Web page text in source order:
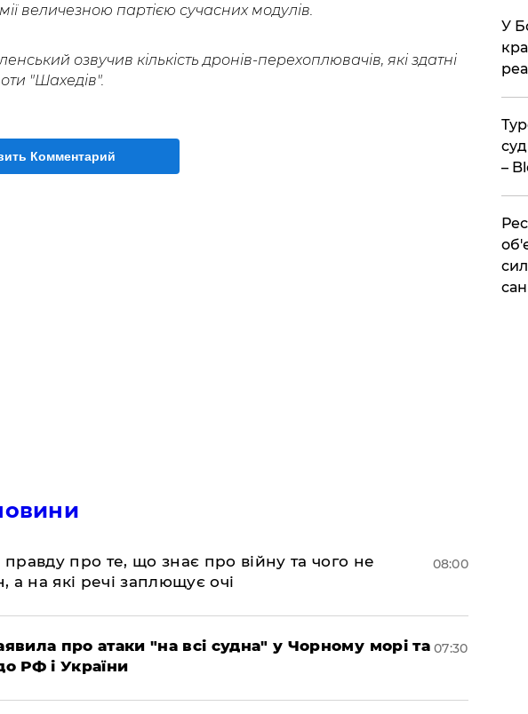
величезною партією сучасних модулів.
озвучив кількість дронів-перехоплювачів, які здатні
"Шахедів".
Комментарий
правду про те, що знає про війну та чого не
а на які речі заплющує очі
08:00
про атаки "на всі судна" у Чорному морі та
РФ і України
07:30
У
–